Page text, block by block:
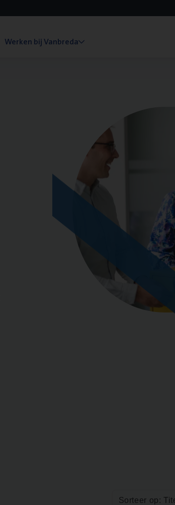
Werken bij Vanbreda
Sorteer op: